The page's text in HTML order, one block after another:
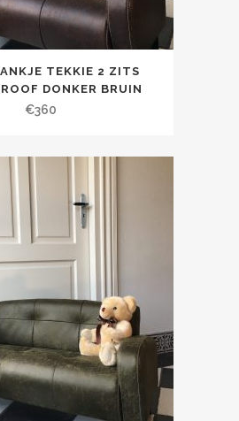
TEKKIE 2 ZITS
DONKER BRUIN
€360